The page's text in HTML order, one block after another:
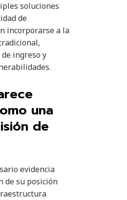
soluciones
de
incorporarse a la
ingreso y
una
de
evidencia
de su posición